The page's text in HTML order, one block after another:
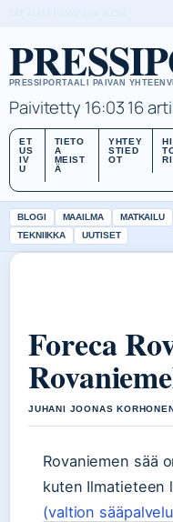
PRESSIPORTAALI PAIVAN
Paivitetty 16:0316
ET
US
IV
U
TIETO
A
MEIST
Ä
YHTEY
STIED
OT
BLOGI MAAILMA MATKAILU
TEKNIIKKA
UUTISET
Foreca
JUHANI JOONAS
Rovaniemen sää
kuten Ilmatieteen
(valtion